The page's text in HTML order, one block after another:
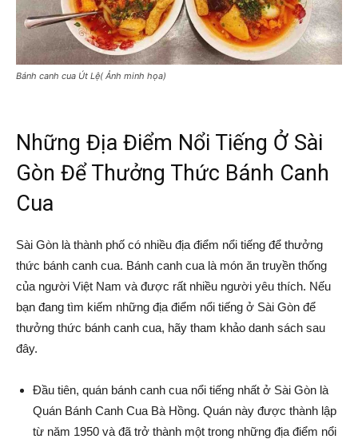
Bánh canh cua Út Lệ( Ảnh minh họa)
Những Địa Điểm Nổi Tiếng Ở Sài
Gòn Để Thưởng Thức Bánh Canh
Cua
Sài Gòn là thành phố có nhiều địa điểm nổi tiếng để thưởng
thức bánh canh cua. Bánh canh cua là món ăn truyền thống
của người Việt Nam và được rất nhiều người yêu thích. Nếu
bạn đang tìm kiếm những địa điểm nổi tiếng ở Sài Gòn để
thưởng thức bánh canh cua, hãy tham khảo danh sách sau
đây.
Đầu tiên, quán bánh canh cua nổi tiếng nhất ở Sài Gòn là
Quán Bánh Canh Cua Bà Hồng. Quán này được thành lập
từ năm 1950 và đã trở thành một trong những địa điểm nổi